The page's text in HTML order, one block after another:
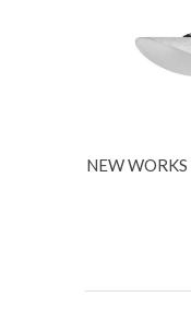
NEW WORKS